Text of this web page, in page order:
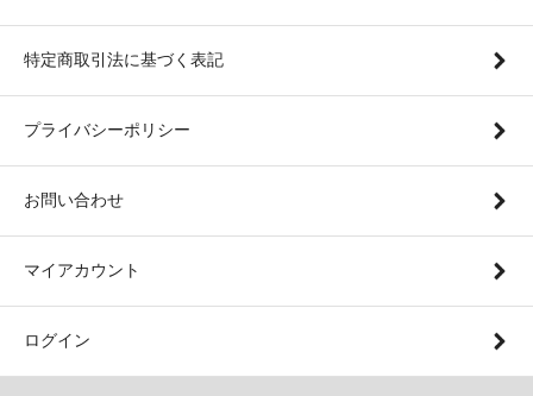
特定商取引法に基づく表記
プライバシーポリシー
お問い合わせ
マイアカウント
ログイン